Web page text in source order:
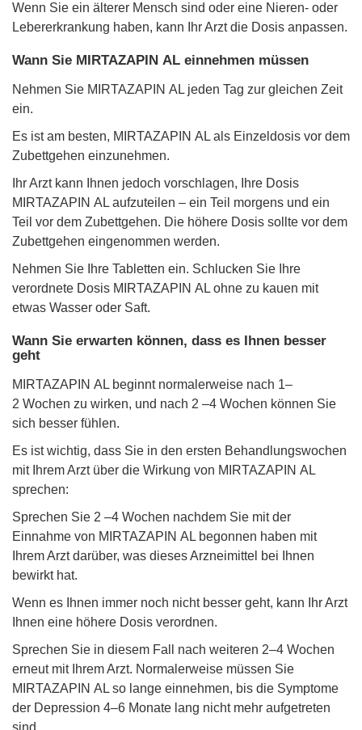
Wenn Sie ein älterer Mensch sind oder eine Nieren- oder
Lebererkrankung haben, kann Ihr Arzt die Dosis anpassen.
Wann Sie MIRTAZAPIN AL einnehmen müssen
Nehmen Sie MIRTAZAPIN AL jeden Tag zur gleichen Zeit
ein.
Es ist am besten, MIRTAZAPIN AL als Einzeldosis vor dem
Zubettgehen einzunehmen.
Ihr Arzt kann Ihnen jedoch vorschlagen, Ihre Dosis
MIRTAZAPIN AL aufzuteilen – ein Teil morgens und ein
Teil vor dem Zubettgehen. Die höhere Dosis sollte vor dem
Zubettgehen eingenommen werden.
Nehmen Sie Ihre Tabletten ein. Schlucken Sie Ihre
verordnete Dosis MIRTAZAPIN AL ohne zu kauen mit
etwas Wasser oder Saft.
Wann Sie erwarten können, dass es Ihnen besser
geht
MIRTAZAPIN AL beginnt normalerweise nach 1–
2 Wochen zu wirken, und nach 2 –4 Wochen können Sie
sich besser fühlen.
Es ist wichtig, dass Sie in den ersten Behandlungswochen
mit Ihrem Arzt über die Wirkung von MIRTAZAPIN AL
sprechen:
Sprechen Sie 2 –4 Wochen nachdem Sie mit der
Einnahme von MIRTAZAPIN AL begonnen haben mit
Ihrem Arzt darüber, was dieses Arzneimittel bei Ihnen
bewirkt hat.
Wenn es Ihnen immer noch nicht besser geht, kann Ihr Arzt
Ihnen eine höhere Dosis verordnen.
Sprechen Sie in diesem Fall nach weiteren 2–4 Wochen
erneut mit Ihrem Arzt. Normalerweise müssen Sie
MIRTAZAPIN AL so lange einnehmen, bis die Symptome
der Depression 4–6 Monate lang nicht mehr aufgetreten
sind.